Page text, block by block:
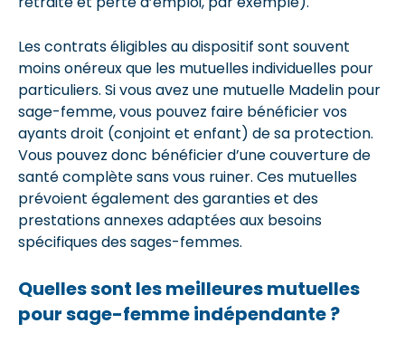
Les contrats éligibles au dispositif sont souvent
moins onéreux que les mutuelles individuelles pour
particuliers. Si vous avez une mutuelle Madelin pour
sage-femme, vous pouvez faire bénéficier vos
ayants droit (conjoint et enfant) de sa protection.
Vous pouvez donc bénéficier d’une couverture de
santé complète sans vous ruiner. Ces mutuelles
prévoient également des garanties et des
prestations annexes adaptées aux besoins
spécifiques des sages-femmes.
Quelles sont les meilleures mutuelles
pour sage-femme indépendante ?